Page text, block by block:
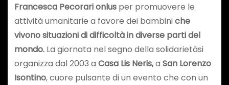
Francesca Pecorari onlus per promuovere le
attività umanitarie a favore dei bambiniche
vivono situazioni di difficoltà in diverse parti del
mondo. La giornata nel segno della solidarietàsi
organizza dal 2003 a Casa Lis Neris,a San Lorenzo
Isontino, cuore pulsante di un evento che con un